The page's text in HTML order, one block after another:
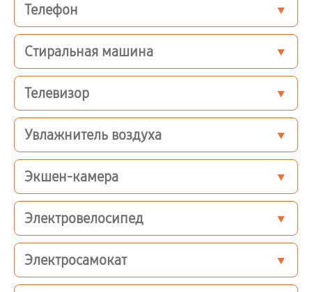
Телефон
Стиральная машина
Телевизор
Увлажнитель воздуха
Экшен-камера
Электровелосипед
Электросамокат